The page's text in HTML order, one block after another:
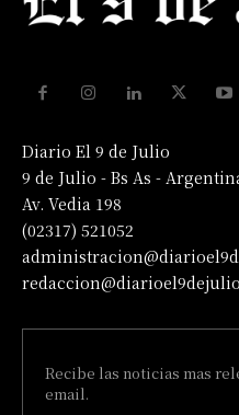
Diario El 9 de Julio
9 de Julio - Bs As -
Av. Vedia 198
(02317) 521052
Recibe las noticias mas
email.